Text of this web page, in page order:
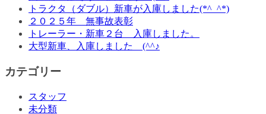
トラクタ（ダブル）新車が入庫しました(*^_^*)
２０２５年 無事故表彰
トレーラー・新車２台 入庫しました。
大型新車、入庫しました (^^♪
カテゴリー
スタッフ
未分類